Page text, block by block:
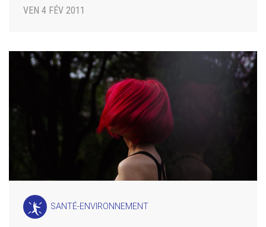
VEN 4 FÉV 2011
SANTÉ-ENVIRONNEMENT